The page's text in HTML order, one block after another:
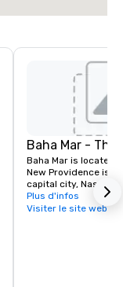
Baha Mar - The
Baha Mar is located
New Providence
capital city, Nassau.
hectares along one
beautiful white sand
Plus d'infos
Visiter le site web